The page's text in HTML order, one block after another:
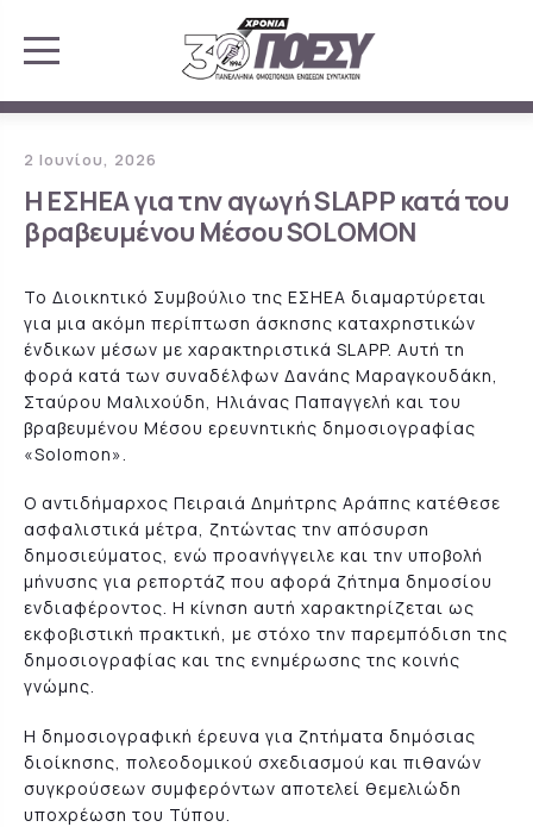
2 Ιουνίου, 2026
Η ΕΣΗΕΑ για την αγωγή SLAPP κατά του
βραβευμένου Μέσου SOLOMON
Το Διοικητικό Συμβούλιο της ΕΣΗΕΑ διαμαρτύρεται
για μια ακόμη περίπτωση άσκησης καταχρηστικών
ένδικων μέσων με χαρακτηριστικά SLAPP. Αυτή τη
φορά κατά των συναδέλφων Δανάης Μαραγκουδάκη,
Σταύρου Μαλιχούδη, Ηλιάνας Παπαγγελή και του
βραβευμένου Μέσου ερευνητικής δημοσιογραφίας
«Solomon».
Ο αντιδήμαρχος Πειραιά Δημήτρης Αράπης κατέθεσε
ασφαλιστικά μέτρα, ζητώντας την απόσυρση
δημοσιεύματος, ενώ προανήγγειλε και την υποβολή
μήνυσης για ρεπορτάζ που αφορά ζήτημα δημοσίου
ενδιαφέροντος. Η κίνηση αυτή χαρακτηρίζεται ως
εκφοβιστική πρακτική, με στόχο την παρεμπόδιση της
δημοσιογραφίας και της ενημέρωσης της κοινής
γνώμης.
Η δημοσιογραφική έρευνα για ζητήματα δημόσιας
διοίκησης, πολεοδομικού σχεδιασμού και πιθανών
συγκρούσεων συμφερόντων αποτελεί θεμελιώδη
υποχρέωση του Τύπου.